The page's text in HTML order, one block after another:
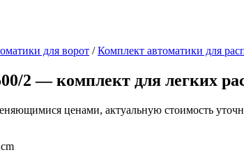
для ворот /Комплект автоматики для
2 — комплект для легких
ценами, актуальную стоимость